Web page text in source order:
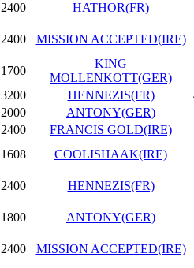
2400 HATHOR(FR)
2400 MISSION ACCEPTED(IRE)
1700
KING
MOLLENKOTT(GER)
3200 HENNEZIS(FR)
2000 ANTONY(GER)
2400 FRANCIS GOLD(IRE)
1608 COOLISHAAK(IRE)
2400 HENNEZIS(FR)
1800 ANTONY(GER)
2400 MISSION ACCEPTED(IRE)